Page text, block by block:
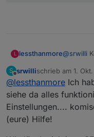
L lessthanmore@srwilli
drei
S
Offline
srwillischrieb am 1.
zuletzt editiert von
@lessthanmore Ich
siehe da alles
Einstellungen....
(eure) Hilfe!